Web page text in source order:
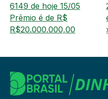
6149 de hoje 15/05
Prêmio é de R$
R$20.000.000,00